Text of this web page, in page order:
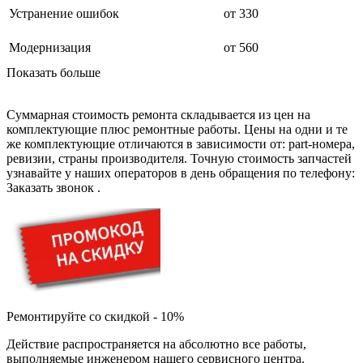
диктофон
дисководов
диспенсеров
диспенсеров для розлива напитков
дистилляторов воды
дизельных горелок
дизельных генераторов
dj станций
dji goggles
док-станций
домашних кинотеатров
домофонов
дорожек для ходьбы
драйкулеров
драм машин
дрелей-миксеров
дрелей ударных
Устранение ошибок от 330
Модернизация
от 560
Показать больше
Суммарная стоимость ремонта складывается из цен на
комплектующие плюс ремонтные работы. Цены на одни и те
же комплектующие отличаются в зависимости от: part-номера,
ревизии, страны производителя. Точную стоимость запчастей
узнавайте у наших операторов в день обращения по телефону:
Заказать звонок .
Ремонтируйте со скидкой - 10%
Действие распространяется на абсолютно все работы,
выполняемые инженером нашего сервисного центра.